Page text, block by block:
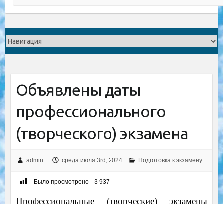
Объявлены даты
профессионального
(творческого) экзамена
admin среда июля 3rd, 2024 Подготовка к экзамену
Было просмотрено 3 937
Профессиональные (творческие) экзамены